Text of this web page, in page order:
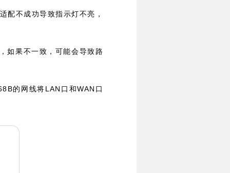
配不成功导致指示灯不亮，
如果不一致，可能会导致路
的网线将 LAN 口和WAN 口